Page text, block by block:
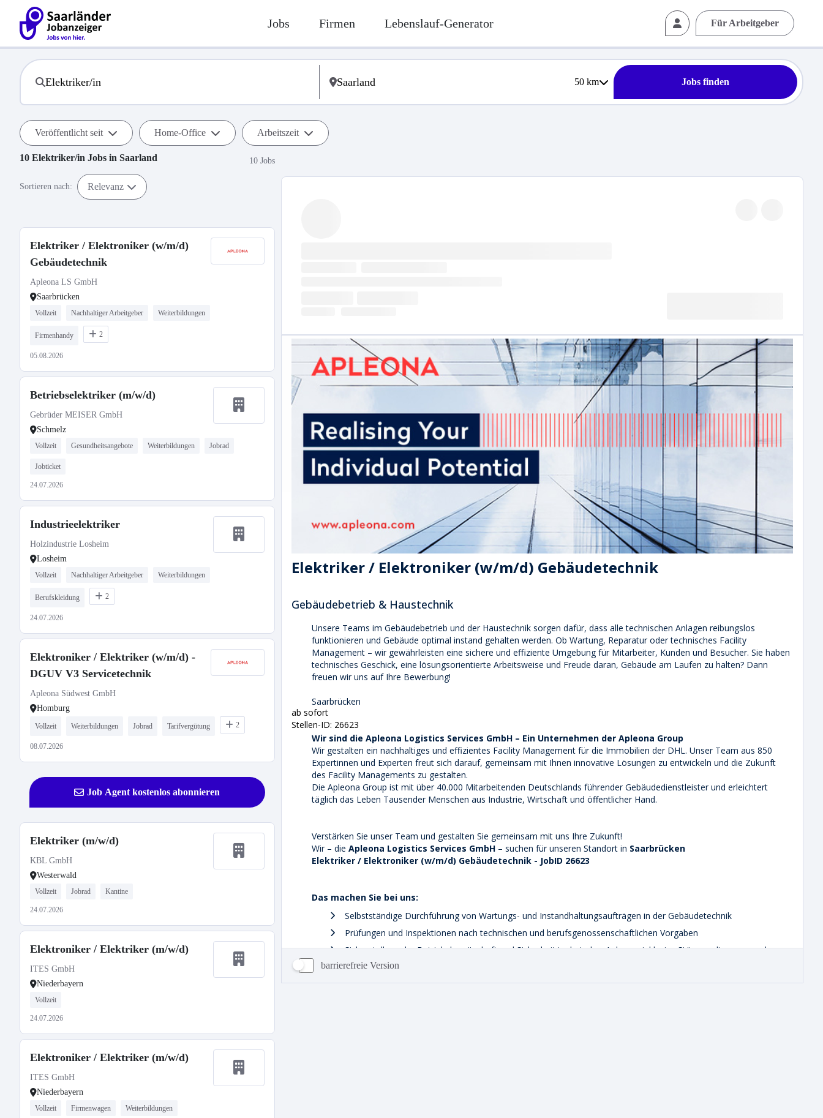
Jobs Firmen Lebenslauf-Generator Für Arbeitgeber
50km Jobs finden
Veröffentlicht seit Home-Office Arbeitszeit
10 Elektriker/in Jobs in Saarland 10 Jobs
Sortieren nach: Relevanz
Elektriker / Elektroniker (w/m/d)
Gebäudetechnik
Apleona LS GmbH
Saarbrücken
Vollzeit Nachhaltiger Arbeitgeber Weiterbildungen
Firmenhandy 2
05.08.2026
Betriebselektriker (m/w/d)
Gebrüder MEISER GmbH
Schmelz
Vollzeit Gesundheitsangebote Weiterbildungen Jobrad
Jobticket
24.07.2026
Industrieelektriker
Holzindustrie Losheim
Losheim
Vollzeit Nachhaltiger Arbeitgeber Weiterbildungen
Berufskleidung 2
24.07.2026
Elektroniker / Elektriker (w/m/d) -
DGUV V3 Servicetechnik
Apleona Südwest GmbH
Homburg
Vollzeit Weiterbildungen Jobrad Tarifvergütung 2
08.07.2026
Job Agent kostenlos abonnieren
Elektriker (m/w/d)
KBL GmbH
Westerwald
Vollzeit Jobrad Kantine
24.07.2026
Elektroniker / Elektriker (m/w/d)
ITES GmbH
Niederbayern
Vollzeit
24.07.2026
Elektroniker / Elektriker (m/w/d)
ITES GmbH
Niederbayern
Vollzeit Firmenwagen Weiterbildungen
barrierefreie Version